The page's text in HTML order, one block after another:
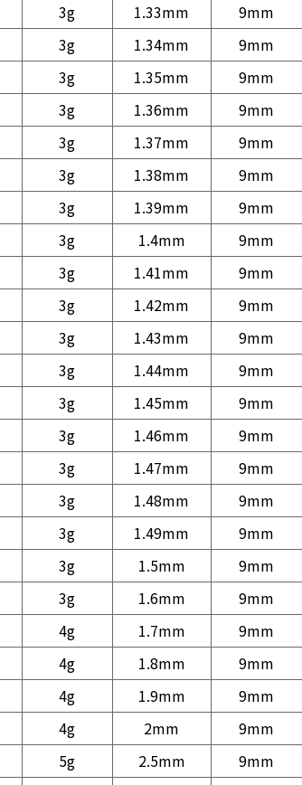
3g 1.33mm 9mm
3g 1.34mm 9mm
3g 1.35mm 9mm
3g 1.36mm 9mm
3g 1.37mm 9mm
3g 1.38mm 9mm
3g 1.39mm 9mm
3g 1.4mm 9mm
3g 1.41mm 9mm
3g 1.42mm 9mm
3g 1.43mm 9mm
3g 1.44mm 9mm
3g 1.45mm 9mm
3g 1.46mm 9mm
3g 1.47mm 9mm
3g 1.48mm 9mm
3g 1.49mm 9mm
3g 1.5mm 9mm
3g 1.6mm 9mm
4g 1.7mm 9mm
4g 1.8mm 9mm
4g 1.9mm 9mm
4g 2mm 9mm
5g 2.5mm 9mm